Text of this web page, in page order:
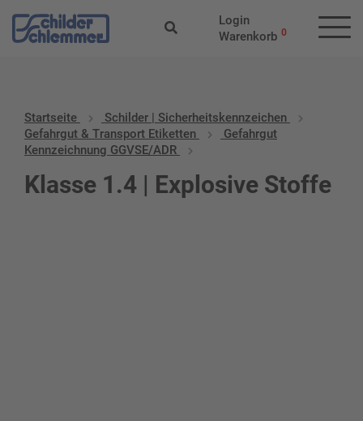
Login
Warenkorb 0
Startseite
Schilder | Sicherheitskennzeichen
Gefahrgut & Transport Etiketten
Gefahrgut
Kennzeichnung GGVSE/ADR
Klasse 1.4 | Explosive Stoffe